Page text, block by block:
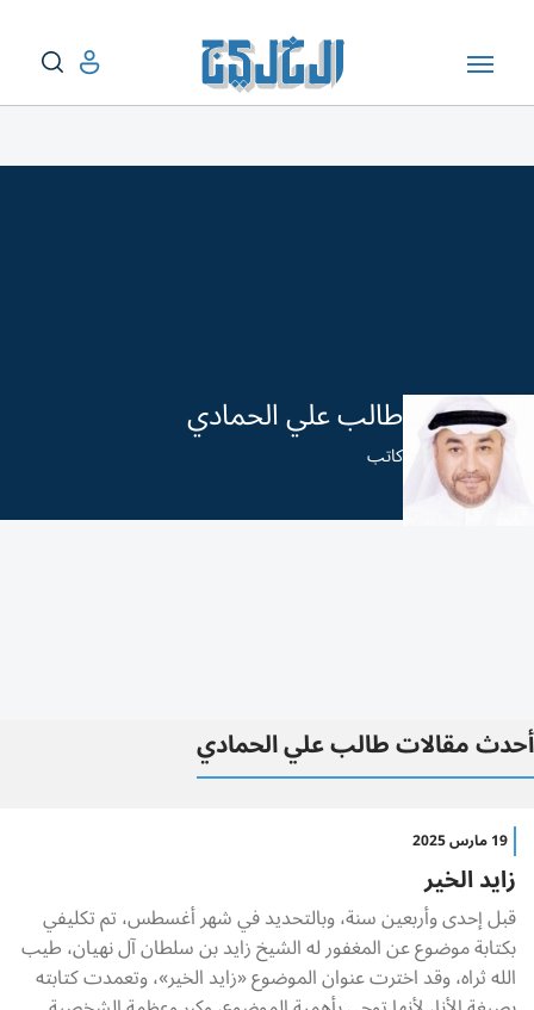
طالب علي الحمادي
كاتب
أحدث مقالات طالب علي الحمادي
19 مارس 2025
زايد الخير
قبل إحدى وأربعين سنة، وبالتحديد في شهر أغسطس، تم تكليفي
بكتابة موضوع عن المغفور له الشيخ زايد بن سلطان آل نهيان، طيب
الله ثراه، وقد اخترت عنوان الموضوع «زايد الخير»، وتعمدت كتابته